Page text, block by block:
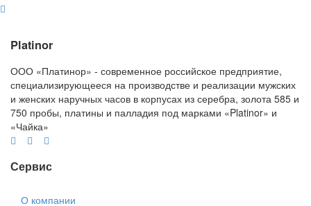
Platinor
ООО «Платинор» - современное российское предприятие,
специализирующееся на производстве и реализации мужских
и женских наручных часов в корпусах из серебра, золота 585 и
750 пробы, платины и палладия под марками «Platinor» и
«Чайка»
Сервис
О компании